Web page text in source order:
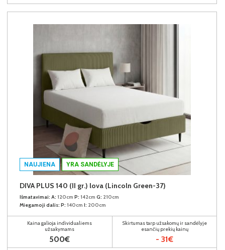
NAUJIENA YRA SANDĖLYJE
DIVA PLUS 140 (II gr.) lova (Lincoln Green-37)
Išmatavimai: A: 120cm P: 142cm G: 210cm
Miegamoji dalis: P: 140cm I: 200cm
Kaina galioja individualiems
užsakymams
500€
Skirtumas tarp užsakomų ir sandėlyje
esančių prekių kainų
- 31€